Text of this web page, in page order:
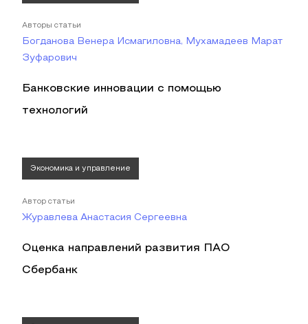
Авторы статьи
Богданова Венера Исмагиловна, Мухамадеев Марат
Зуфарович
Банковские инновации с помощью
технологий
Экономика и управление
Автор статьи
Журавлева Анастасия Сергеевна
Оценка направлений развития ПАО
Сбербанк